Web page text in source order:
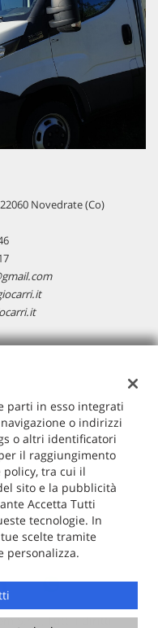
Novedrate (Co)
(Co)
S.r.l., Tutti i diritti
parti in esso integrati
o indirizzi
o altri identificatori
il raggiungimento
tra cui il
sito e la pubblicità
Accetta Tutti
tecnologie. In
scelte tramite
personalizza.